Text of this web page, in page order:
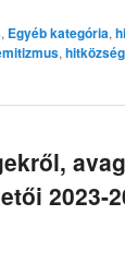
, Egyéb kategória,
,hitközség
2023-